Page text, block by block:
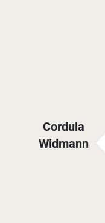
Cordula
Widmann